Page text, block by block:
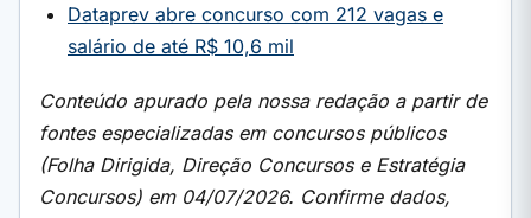
Dataprev abre concurso com 212 vagas e
salário de até R$ 10,6 mil
Conteúdo apurado pela nossa redação a partir de
fontes especializadas em concursos públicos
(Folha Dirigida, Direção Concursos e Estratégia
Concursos) em 04/07/2026. Confirme dados,